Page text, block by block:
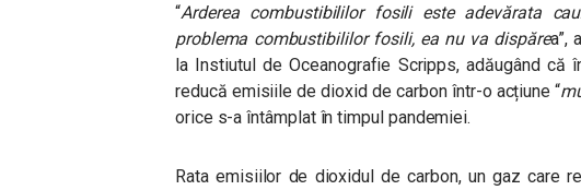
“Arderea combustibililor fosili este adevărata
problema combustibililor fosili, ea nu va dispărea”,
la Instiutul de Oceanografie Scripps, adăugând că
reducă emisiile de dioxid de carbon într-o acțiune “
orice s-a întâmplat în timpul pandemiei.
Rata emisiilor de dioxidul de carbon, un gaz care